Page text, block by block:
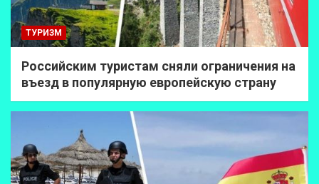
ТУРИЗМ
Российским туристам сняли ограничения на
въезд в популярную европейскую страну